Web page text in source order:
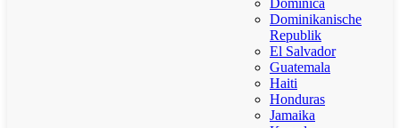
Dominica
Dominikanische
Republik
El Salvador
Guatemala
Haiti
Honduras
Jamaika